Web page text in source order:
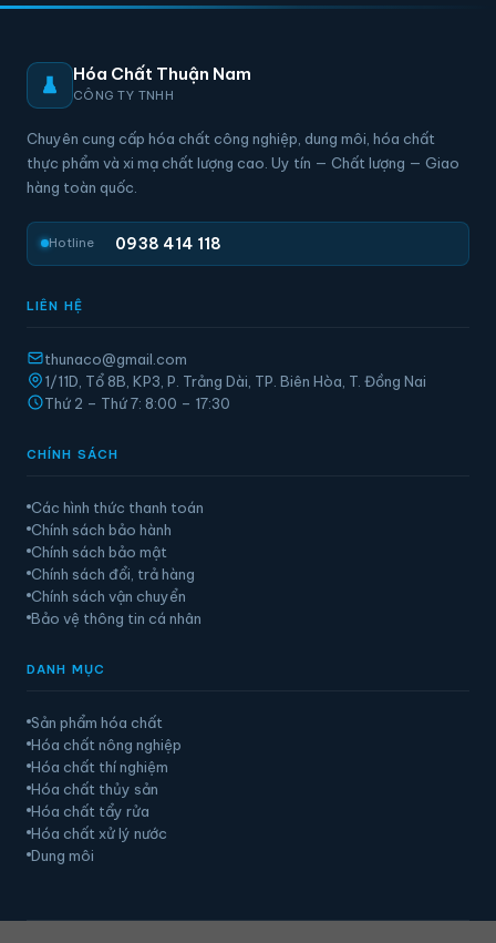
Hóa Chất Thuận Nam
CÔNG TY TNHH
Chuyên cung cấp hóa chất công nghiệp, dung môi, hóa chất
thực phẩm và xi mạ chất lượng cao. Uy tín — Chất lượng — Giao
hàng toàn quốc.
Hotline 0938 414 118
LIÊN HỆ
thunaco@gmail.com
1/11D, Tổ 8B, KP3, P. Trảng Dài, TP. Biên Hòa, T. Đồng Nai
Thứ 2 – Thứ 7: 8:00 – 17:30
CHÍNH SÁCH
Các hình thức thanh toán
Chính sách bảo hành
Chính sách bảo mật
Chính sách đổi, trả hàng
Chính sách vận chuyển
Bảo vệ thông tin cá nhân
DANH MỤC
Sản phẩm hóa chất
Hóa chất nông nghiệp
Hóa chất thí nghiệm
Hóa chất thủy sản
Hóa chất tẩy rửa
Hóa chất xử lý nước
Dung môi